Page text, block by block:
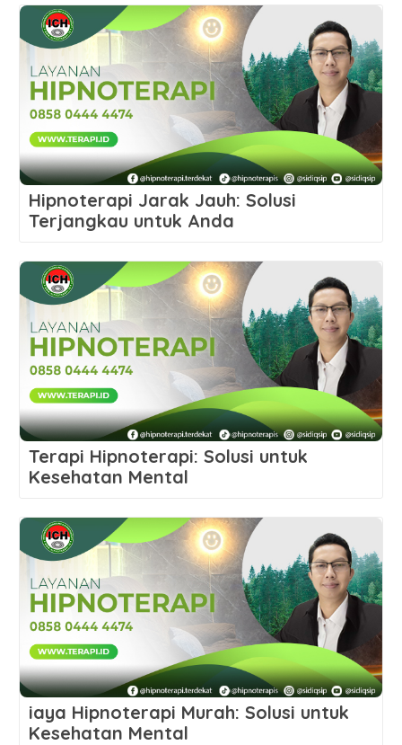
Hipnoterapi Jarak Jauh: Solusi
Terjangkau untuk Anda
Terapi Hipnoterapi: Solusi untuk
Kesehatan Mental
iaya Hipnoterapi Murah: Solusi untuk
Kesehatan Mental